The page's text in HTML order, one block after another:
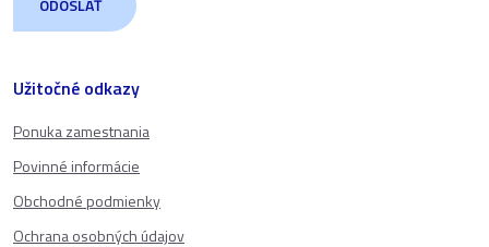
Užitočné odkazy
Ponuka zamestnania
Povinné informácie
Obchodné podmienky
Ochrana osobných údajov